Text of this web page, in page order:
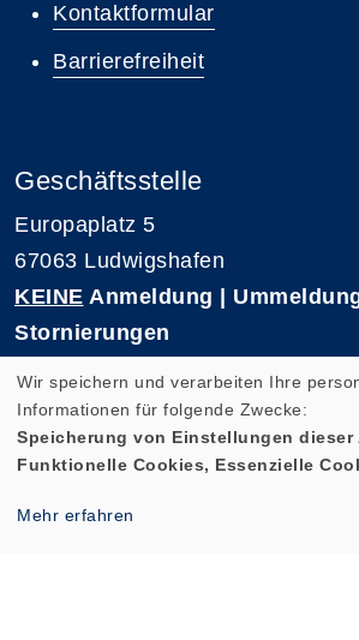
Kontaktformular
Barrierefreiheit
Geschäftsstelle
Europaplatz 5
67063 Ludwigshafen
KEINE Anmeldung | Ummeldung
Stornierungen
E-Mail: kvhs-
Wir speichern und verarbeiten Ihre
Informationen für folgende Zwecke:
Speicherung von Einstellungen dieser
Funktionelle Cookies, Essenzielle
Mehr erfahren